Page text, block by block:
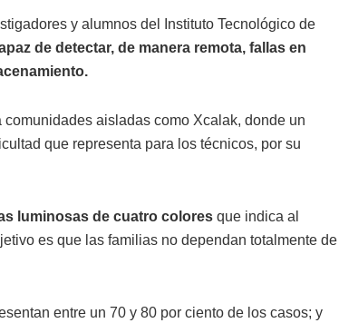
y alumnos del Instituto Tecnológico de
de detectar, de manera remota, fallas en
aisladas como Xcalak, donde un
que representa para los técnicos, por su
luminosas de cuatro colores que indica al
es que las familias no dependan totalmente de
entre un 70 y 80 por ciento de los casos; y